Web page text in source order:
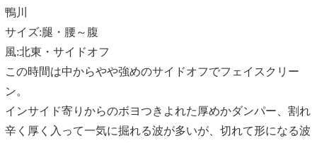
鴨川
サイズ:腿・腰～腹
風:北東・サイドオフ
この時間は中からやや強めのサイドオフでフェイスクリー
ン。
インサイド寄りからのボヨつきよれた厚めかダンパー、割れ
辛く厚く入って一気に掘れる波が多いが、切れて形になる波